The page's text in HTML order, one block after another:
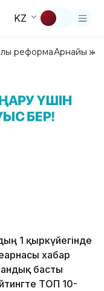
KZ
реформаАрнайы
1 қыркүйегінде
хабар
басты
ТОП 10-